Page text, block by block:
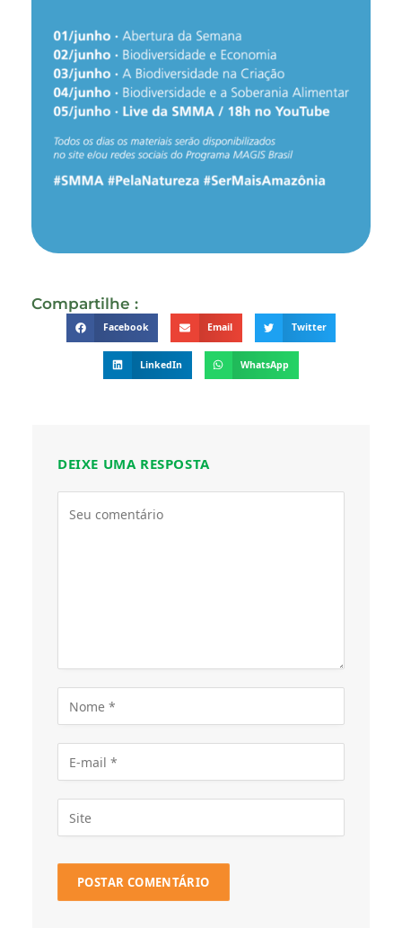
Compartilhe :
Facebook Email Twitter
LinkedIn WhatsApp
DEIXE UMA RESPOSTA